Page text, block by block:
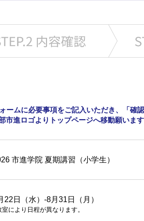
ームに必要事項をご記入いただき、「確
市進ロゴよりトップページへ移動願いま
市進学院 夏期講習（小学生）
22日（水）-8月31日（月）
により日程が異なります。